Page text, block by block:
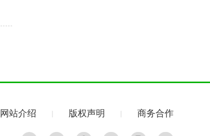
网站介绍 | 版权声明 | 商务合作